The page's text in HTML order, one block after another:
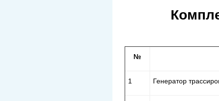
№
1 Генератор